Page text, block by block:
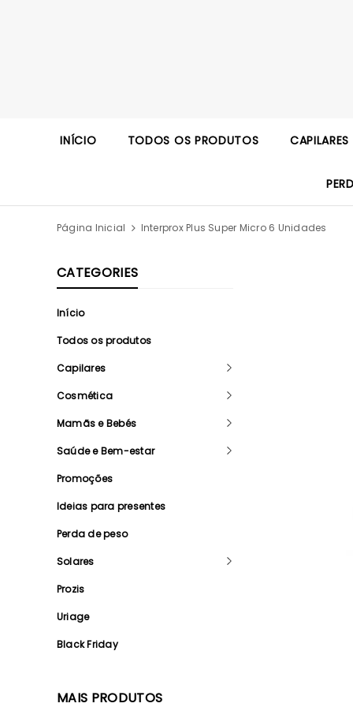
INÍCIO TODOS OS PRODUTOS CAPILARES
Página Inicial Interprox Plus Super Micro 6 Unidades
CATEGORIES
Início
Todos os produtos
Capilares
Cosmética
Mamãs e Bebés
Saúde e Bem-estar
Promoções
Ideias para presentes
Perda de peso
Solares
Prozis
Uriage
Black Friday
MAIS PRODUTOS